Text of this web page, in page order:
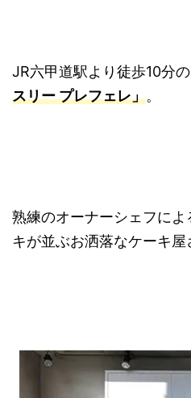
JR六甲道駅より徒歩10分
スリー プレフェレ」。
熟練のオーナーシェフに
キが並ぶお洒落なケーキ屋